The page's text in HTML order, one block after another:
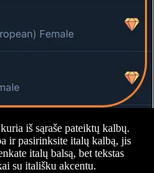
iš sąraše pateiktų kalbų.
ir pasirinksite italų kalbą, jis
italų balsą, bet tekstas
su itališku akcentu.